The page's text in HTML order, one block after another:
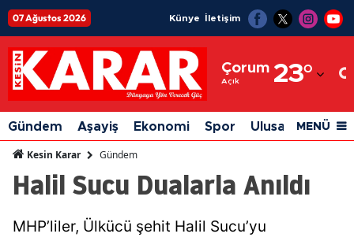
07 Ağustos 2026 Künye İletişim
Çorum
Açık 23°
Adıyaman
Afyonkarahisar
Ağrı
Amasya
Gündem Aşayiş Ekonomi Spor Ulusal Siyaset
MENÜ
Kesin Karar Gündem
Halil Sucu Dualarla Anıldı
MHP’liler, Ülkücü şehit Halil Sucu’yu